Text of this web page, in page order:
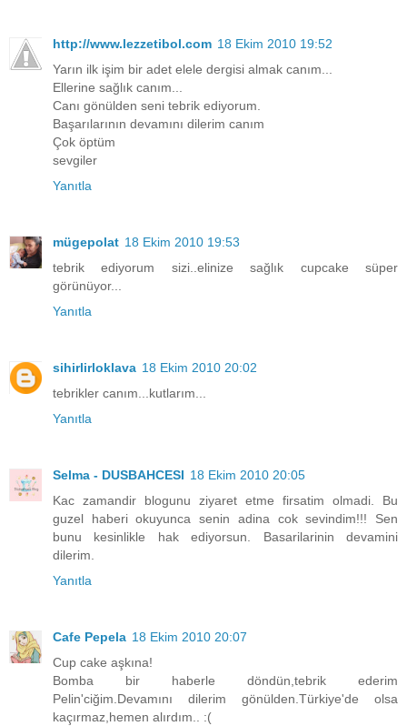
http://www.lezzetibol.com 18 Ekim 2010 19:52
Yarın ilk işim bir adet elele dergisi almak canım...
Ellerine sağlık canım...
Canı gönülden seni tebrik ediyorum.
Başarılarının devamını dilerim canım
Çok öptüm
sevgiler
Yanıtla
mügepolat 18 Ekim 2010 19:53
tebrik ediyorum sizi..elinize sağlık cupcake süper
görünüyor...
Yanıtla
sihirlirloklava 18 Ekim 2010 20:02
tebrikler canım...kutlarım...
Yanıtla
Selma - DUSBAHCESI 18 Ekim 2010 20:05
Kac zamandir blogunu ziyaret etme firsatim olmadi. Bu
guzel haberi okuyunca senin adina cok sevindim!!! Sen
bunu kesinlikle hak ediyorsun. Basarilarinin devamini
dilerim.
Yanıtla
Cafe Pepela 18 Ekim 2010 20:07
Cup cake aşkına!
Bomba bir haberle döndün,tebrik ederim
Pelin'ciğim.Devamını dilerim gönülden.Türkiye'de olsa
kaçırmaz,hemen alırdım.. :(